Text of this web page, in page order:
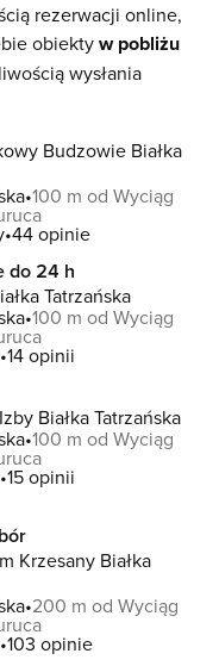
rezerwacji online,
obiektyw pobliżu
wysłania
Budzowie Białka
100 m od Wyciąg
44 opinie
do 24 h
Tatrzańska
100 m od Wyciąg
14 opinii
Białka Tatrzańska
100 m od Wyciąg
15 opinii
Krzesany Białka
200 m od Wyciąg
103 opinie